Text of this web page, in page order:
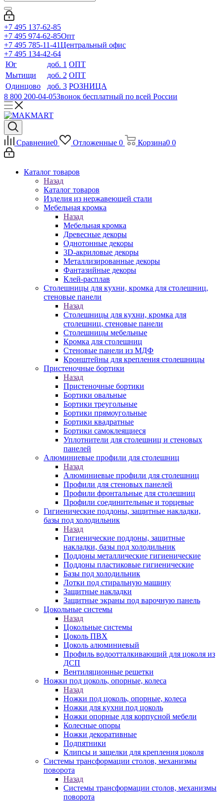
+7 495 137-62-85
+7 495 974-62-85Опт
+7 495 785-11-41Центральный офис
+7 495 134-42-64
Юг
доб. 1 ОПТ
Мытищи
доб. 2 ОПТ
Одинцово
доб. 3 РОЗНИЦА
8 800 200-04-05Звонок бесплатный по всей России
Сравнение0 Отложенные 0 Корзина0 0
Каталог товаров
Назад
Каталог товаров
Изделия из нержавеющей стали
Мебельная кромка
Назад
Мебельная кромка
Древесные декоры
Однотонные декоры
3D-акриловые декоры
Металлизированные декоры
Фантазийные декоры
Клей-расплав
Столешницы для кухни, кромка для столешниц,
стеновые панели
Назад
Столешницы для кухни, кромка для
столешниц, стеновые панели
Столешницы мебельные
Кромка для столешниц
Стеновые панели из МДФ
Кронштейны для крепления столешницы
Пристеночные бортики
Назад
Пристеночные бортики
Бортики овальные
Бортики треугольные
Бортики прямоугольные
Бортики квадратные
Бортики самоклеящиеся
Уплотнители для столешниц и стеновых
панелей
Алюминиевые профили для столешниц
Назад
Алюминиевые профили для столешниц
Профили для стеновых панелей
Профили фронтальные для столешниц
Профили соединительные и торцевые
Гигиенические поддоны, защитные накладки,
базы под холодильник
Назад
Гигиенические поддоны, защитные
накладки, базы под холодильник
Поддоны металлические гигиенические
Поддоны пластиковые гигиенические
Базы под холодильник
Лотки под стиральную машину
Защитные накладки
Защитные экраны под варочную панель
Цокольные системы
Назад
Цокольные системы
Цоколь ПВХ
Цоколь алюминиевый
Профиль водоотталкивающий для цоколя из
ДСП
Вентиляционные решетки
Ножки под цоколь, опорные, колеса
Назад
Ножки под цоколь, опорные, колеса
Ножки для кухни под цоколь
Ножки опорные для корпусной мебели
Колесные опоры
Ножки декоративные
Подпятники
Клипсы и защелки для крепления цоколя
Системы трансформации столов, механизмы
поворота
Назад
Системы трансформации столов, механизмы
поворота